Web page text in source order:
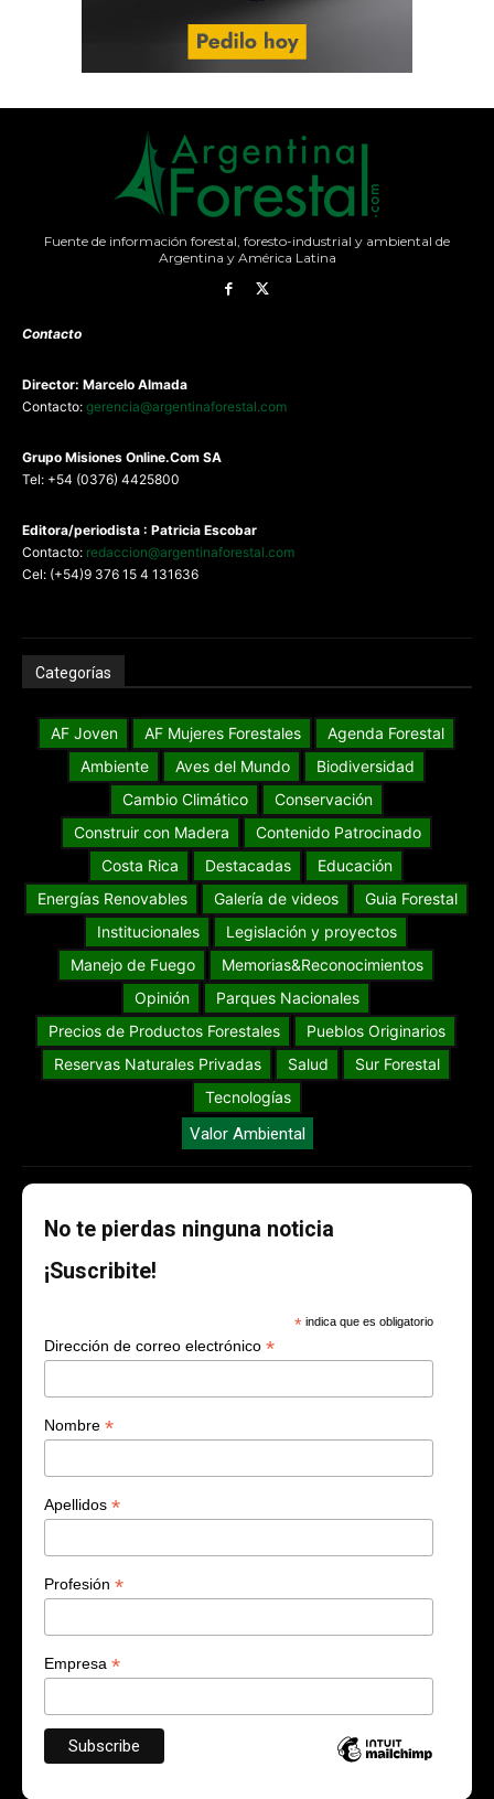
Fuente de información forestal, foresto-industrial y ambiental de
Argentina y América Latina
Contacto
Director: Marcelo Almada
Contacto: gerencia@argentinaforestal.com
Grupo Misiones Online.Com SA
Tel: +54 (0376) 4425800
Editora/periodista : Patricia Escobar
Contacto: redaccion@argentinaforestal.com
Cel: (+54)9 376 15 4 131636
Categorías
AF Joven AF Mujeres Forestales
Agenda Forestal
Ambiente
Aves del Mundo
Biodiversidad
Cambio Climático
Conservación
Construir con Madera
Contenido Patrocinado
Costa Rica
Destacadas
Educación
Energías Renovables
Galería de videos
Guia Forestal
Institucionales
Legislación y proyectos
Manejo de Fuego
Memorias&Reconocimientos
Opinión
Parques Nacionales
Precios de Productos Forestales
Pueblos Originarios
Reservas Naturales Privadas
Salud
Sur Forestal
Tecnologías
Valor Ambiental
No te pierdas ninguna noticia
¡Suscribite!
* indica que es obligatorio
Dirección de correo electrónico *
Nombre *
Apellidos *
Profesión *
Empresa *